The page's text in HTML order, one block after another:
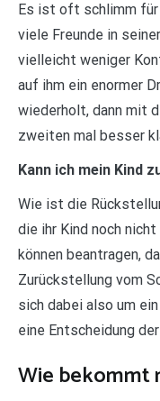
Es ist oft schlimm für
viele Freunde in
vielleicht weniger
auf ihm ein enormer
wiederholt, dann mit
zweiten mal besser
Kann ich mein Kind
Wie ist die
die ihr Kind noch
können beantragen,
Zurückstellung vom
sich dabei also um
eine Entscheidung
Wie bekommt